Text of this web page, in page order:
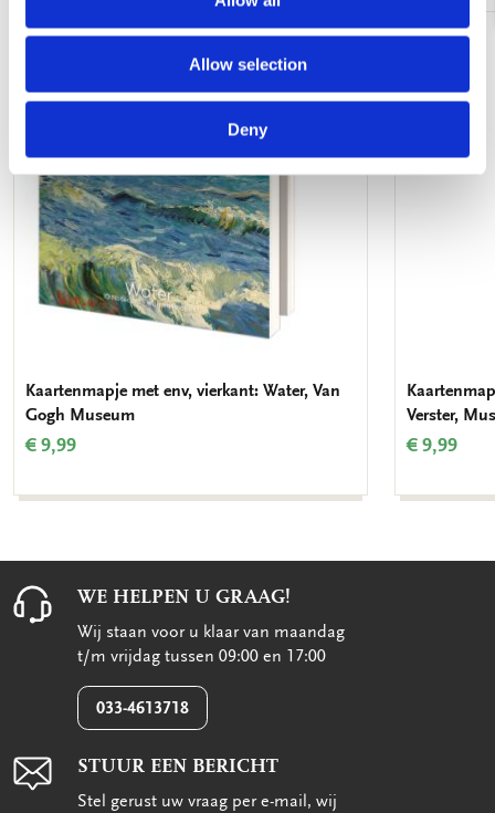
Allow selection
Deny
verlanglijst
Kaartenmapje met env, vierkant: Water, Van
Gogh Museum
€ 9,99
Verster,
€ 9,99
WE HELPEN U GRAAG!
Wij staan voor u klaar van maandag
t/m vrijdag tussen 09:00 en 17:00
033-4613718
STUUR EEN BERICHT
Stel gerust uw vraag per e-mail, wij